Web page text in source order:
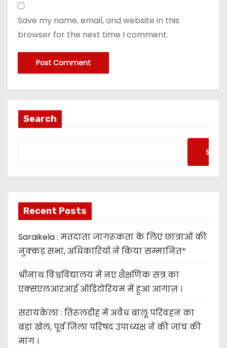
Save my name, email, and website in this
browser for the next time I comment.
Search
Recent Posts
Saraikela : मतदाता जागरूकता के लिए छात्राओं की
नुक्कड़ सभा, अधिकारियों ने किया सम्मानित*
श्रीनाथ विश्वविद्यालय में नए शैक्षणिक सत्र का
एक्सएलआरआई ऑडिटोरियम में हुआ आगाज़ ।
सरायकेला : तिरूलडीह में अवैध बालू परिवहन का
बड़ा खेल, पूर्व जिला परिषद उपाध्यक्ष ने की जांच की
मांग ।